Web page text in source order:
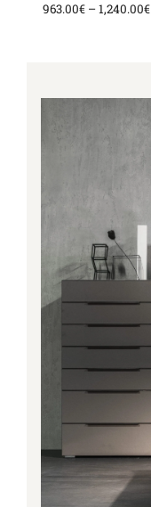
963.00€ –1,240.00€